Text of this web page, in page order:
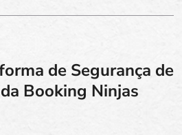
de Segurança de
Booking Ninjas